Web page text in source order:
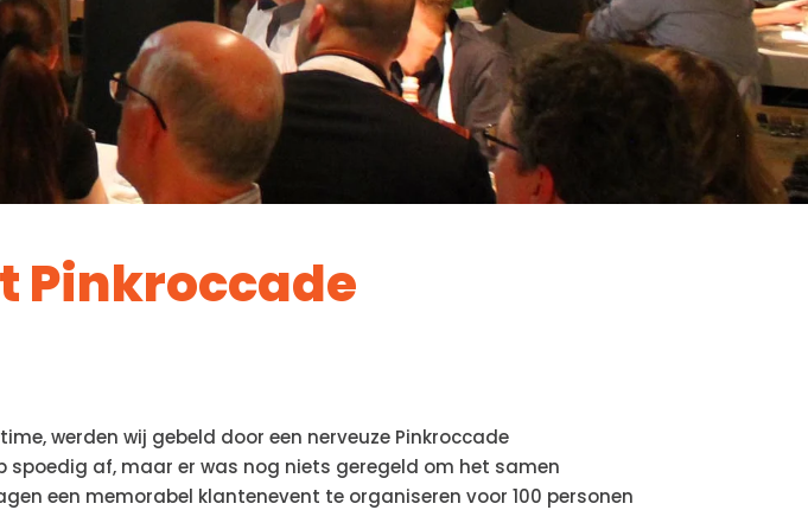
Pinkroccade
werden wij gebeld door een nerveuze Pinkroccade
af, maar er was nog niets geregeld om het samen
een memorabel klantenevent te organiseren voor 100 personen